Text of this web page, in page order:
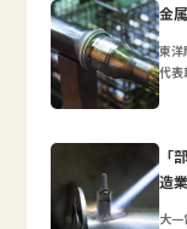
金
東洋
代表
「
造
大